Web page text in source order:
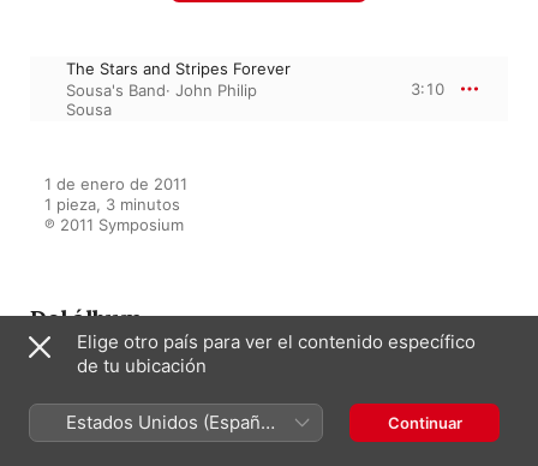
The Stars and Stripes Forever
Sousa's Band· John Philip
Sousa
3:10
1 de enero de 2011
1 pieza, 3 minutos
℗ 2011 Symposium
Del álbum
About a Hundred Years (1899-
1943)
Varios Artistas
Elige otro país para ver el contenido específico
de tu ubicación
Estados Unidos (Español
México)
Continuar